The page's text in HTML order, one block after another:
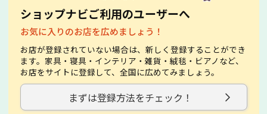
ショップナビご利用のユーザーへ
お気に入りのお店を広めましょう！
お店が登録されていない場合は、新しく登録することができ
ます。家具・寝具・インテリア・雑貨・絨毯・ビアノなど、
お店をサイトに登録して、全国に広めてみましょう。
まずは登録方法をチェック！